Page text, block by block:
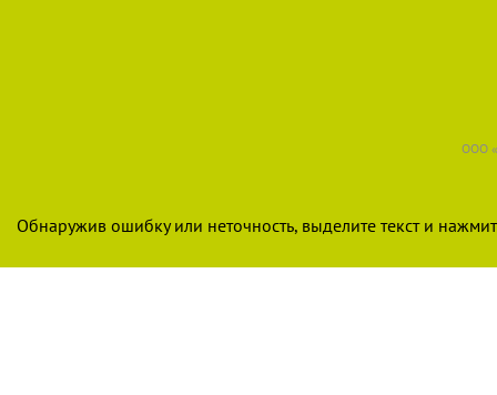
ООО
Обнаружив ошибку или неточность, выделите текст и